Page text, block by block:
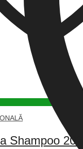
Shampoo 2021